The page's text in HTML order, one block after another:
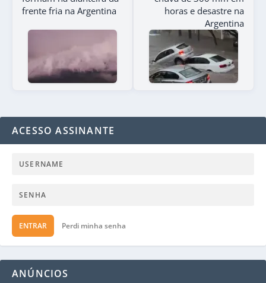
frente fria na Argentina
horas e desastre na
Argentina
ACESSO ASSINANTE
ENTRAR Perdi minha senha
ANÚNCIOS